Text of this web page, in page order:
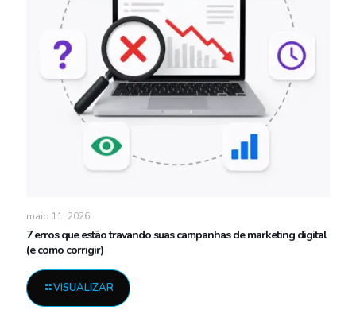
maio 11, 2026
7 erros que estão travando suas campanhas de marketing digital
(e como corrigir)
VISUALIZAR